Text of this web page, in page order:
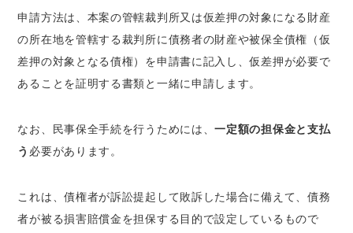
申請方法は、本案の管轄裁判所又は仮差押の対象になる財産
の所在地を管轄する裁判所に債務者の財産や被保全債権（仮
差押の対象となる債権）を申請書に記入し、仮差押が必要で
あることを証明する書類と一緒に申請します。
なお、民事保全手続を行うためには、一定額の担保金と支払
う 必要があります。
これは、債権者が訴訟提起して敗訴した場合に備えて、債務
者が被る損害賠償金を担保する目的で設定しているもので